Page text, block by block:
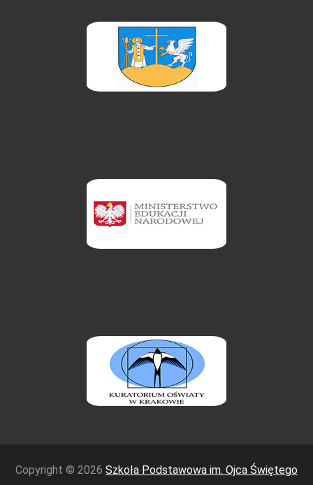
Copyright © 2026 Szkoła Podstawowa im. Ojca Świętego